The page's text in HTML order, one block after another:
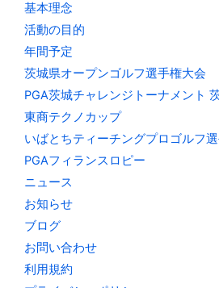
基本理念
活動の目的
年間予定
茨城県オープンゴルフ選手権大会
PGA茨城チャレンジトーナメント
東商テクノカップ
いばとちティーチングプロゴルフ
PGAフィランスロピー
ニュース
お知らせ
ブログ
お問い合わせ
利用規約